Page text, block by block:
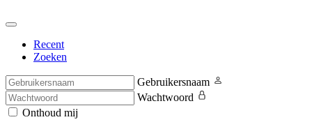
Recent
Zoeken
Gebruikersnaam
Wachtwoord
Onthoud mij